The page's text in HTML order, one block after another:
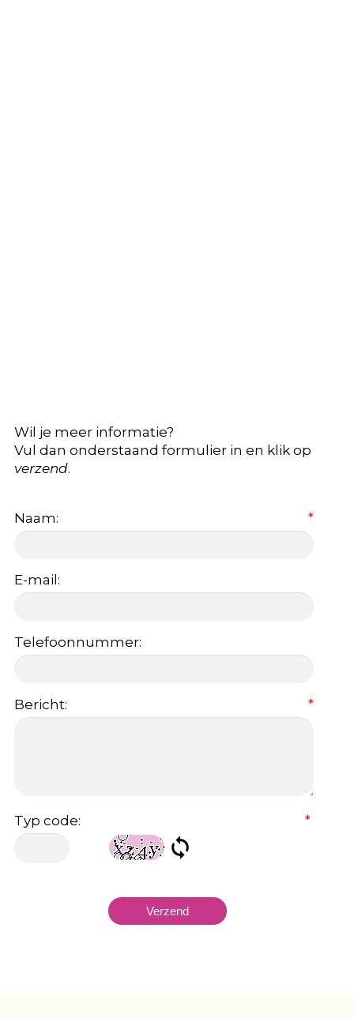
Wil je meer informatie?
Vul dan onderstaand formulier in en klik op
verzend.
Naam: *
E-mail:
Telefoonnummer:
Bericht: *
Typ code: *